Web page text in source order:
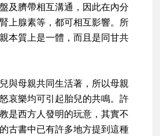
及臍帶相互溝通，因此在內分
上腺素等，都可相互影響。所
本質上是一體，而且是同甘共
母親共同生活著，所以母親
哀樂均可引起胎兒的共鳴。許
是西方人發明的玩意，其實不
古書中已有許多地方提到這種